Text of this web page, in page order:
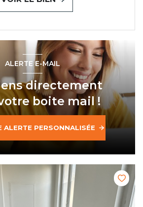
ALERTE E-MAIL
directement
boite mail !
ALERTE PERSONNALISÉE